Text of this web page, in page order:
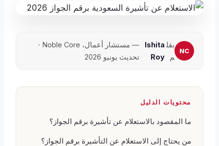
بقل
م
Ishita
Roy
— مستشار أعمال، Noble Core ·
تحديث يونيو 2026
محتويات الدليل
ما المقصود بالاستعلام عن تأشيرة برقم الجواز؟
من يحتاج إلى الاستعلام عن التأشيرة برقم الجواز؟